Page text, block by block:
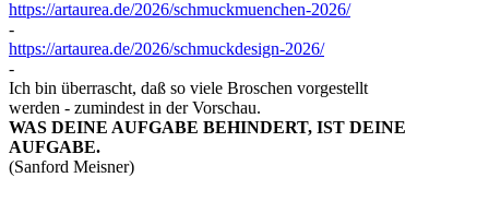
https://artaurea.de/2026/schmuckmuenchen-2026/
-
https://artaurea.de/2026/schmuckdesign-2026/
-
Ich bin überrascht, daß so viele Broschen vorgestellt
werden - zumindest in der Vorschau.
WAS DEINE AUFGABE BEHINDERT, IST DEINE
AUFGABE.
(Sanford Meisner)